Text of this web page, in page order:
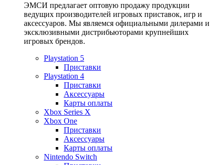
ЭМСИ предлагает оптовую продажу продукции
ведущих производителей игровых приставок, игр и
аксессуаров. Мы являемся официальными дилерами и
эксклюзивными дистрибьюторами крупнейших
игровых брендов.
Playstation 5
Приставки
Playstation 4
Приставки
Аксессуары
Карты оплаты
Xbox Series X
Xbox One
Приставки
Аксессуары
Карты оплаты
Nintendo Switch